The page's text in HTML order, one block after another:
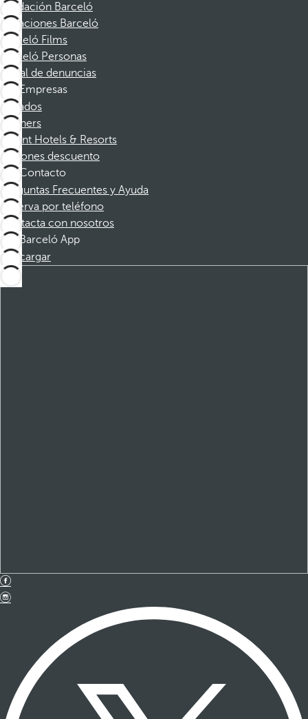
Fundación Barceló
Vacaciones Barceló
Barceló Films
Barceló Personas
Canal de denuncias
Empresas
Afiliados
Partners
Dorint Hotels & Resorts
Cupones descuento
Contacto
Preguntas Frecuentes y Ayuda
Reserva por teléfono
Contacta con nosotros
Barceló App
Descargar